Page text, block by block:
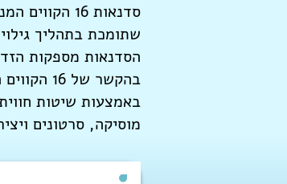
סדנאות 16
שתומכת בתהליך
הסדנאות מספקות
בהקשר
באמצעות שיטות
מוסיקה, סרטונים